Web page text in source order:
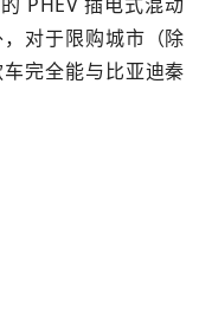
对于限购城市（除
完全能与比亚迪秦